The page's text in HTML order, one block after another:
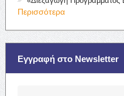
Περισσότερα
Εγγραφή στο Newsletter